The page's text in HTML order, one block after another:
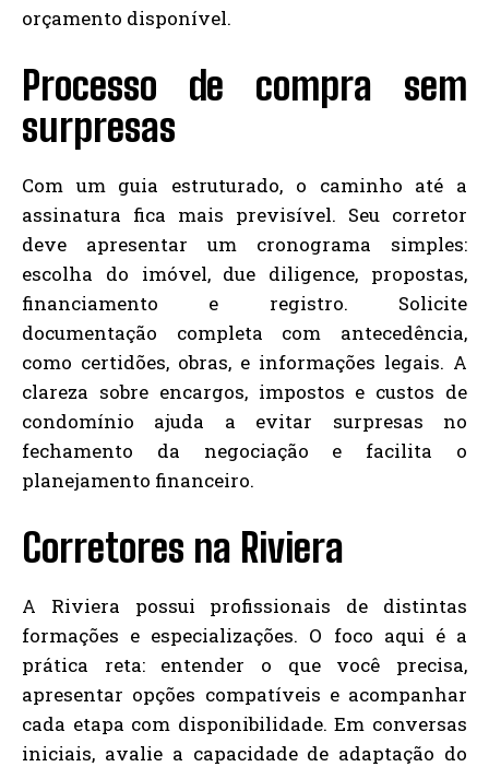
orçamento disponível.
Processo de compra sem
surpresas
Com um guia estruturado, o caminho até a
assinatura fica mais previsível. Seu corretor
deve apresentar um cronograma simples:
escolha do imóvel, due diligence, propostas,
financiamento e registro. Solicite
documentação completa com antecedência,
como certidões, obras, e informações legais. A
clareza sobre encargos, impostos e custos de
condomínio ajuda a evitar surpresas no
fechamento da negociação e facilita o
planejamento financeiro.
Corretores na Riviera
A Riviera possui profissionais de distintas
formações e especializações. O foco aqui é a
prática reta: entender o que você precisa,
apresentar opções compatíveis e acompanhar
cada etapa com disponibilidade. Em conversas
iniciais, avalie a capacidade de adaptação do